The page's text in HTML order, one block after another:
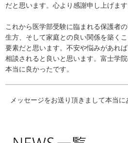
だと思います。心より感謝申し上げます
これから医学部受験に臨まれる保護者
生方、そして家庭との良い関係を築く
要素だと思います。不安や悩みがあれ
相談されると良いと思います。富士学
本当に良かったです。
メッセージをお送り頂きまして本当に